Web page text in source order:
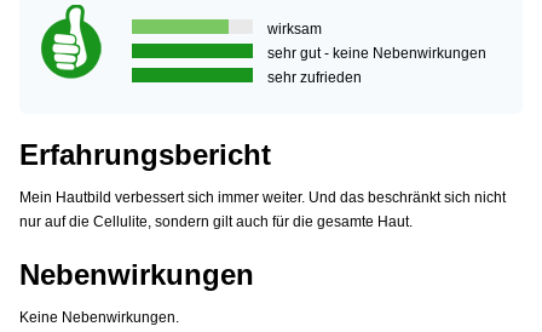
wirksam
sehr gut - keine Nebenwirkungen
sehr zufrieden
Erfahrungsbericht
Mein Hautbild verbessert sich immer weiter. Und das beschränkt sich nicht
nur auf die Cellulite, sondern gilt auch für die gesamte Haut.
Nebenwirkungen
Keine Nebenwirkungen.